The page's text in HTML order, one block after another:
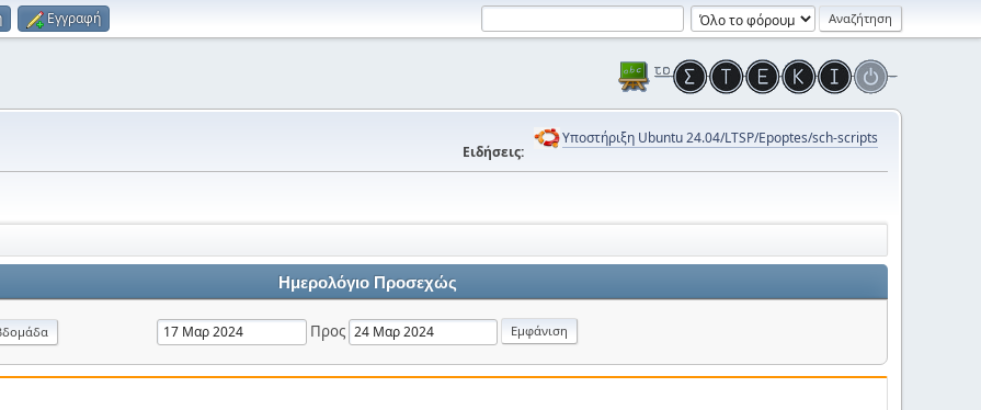
Εγγραφή
Ειδήσεις:
Υποστήριξη Ubuntu 24.04/LTSP/Epoptes/sch-scripts
Ημερολόγιο Προσεχώς
Προς